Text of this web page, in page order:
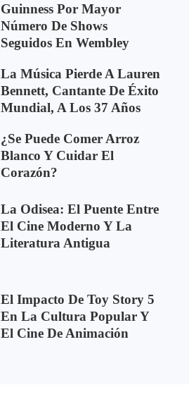
Guinness Por Mayor
Número De Shows
Seguidos En Wembley
La Música Pierde A Lauren
Bennett, Cantante De Éxito
Mundial, A Los 37 Años
¿Se Puede Comer Arroz
Blanco Y Cuidar El
Corazón?
La Odisea: El Puente Entre
El Cine Moderno Y La
Literatura Antigua
El Impacto De Toy Story 5
En La Cultura Popular Y
El Cine De Animación